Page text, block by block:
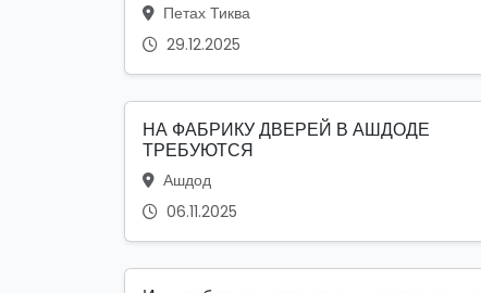
Петах Тиква
29.12.2025
НА ФАБРИКУ ДВЕРЕЙ В АШДОДЕ
ТРЕБУЮТСЯ
Ашдод
06.11.2025